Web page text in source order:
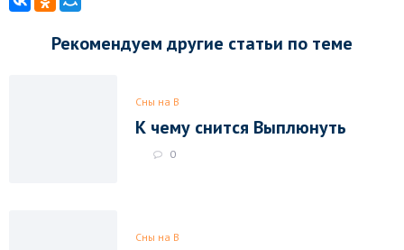
Рекомендуем другие статьи по теме
Сны на В
К чему снится Выплюнуть
0
Сны на В